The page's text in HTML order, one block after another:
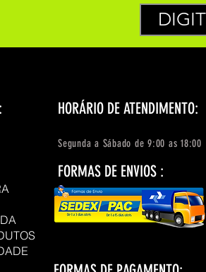
FORMAS DE ENVIOS :
HORÁRIO DE ATENDIMENTO:
Segunda a Sábado de 9:00 as 18:00